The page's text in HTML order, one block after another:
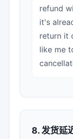
refund
it's
return it
like me
8. 发货延